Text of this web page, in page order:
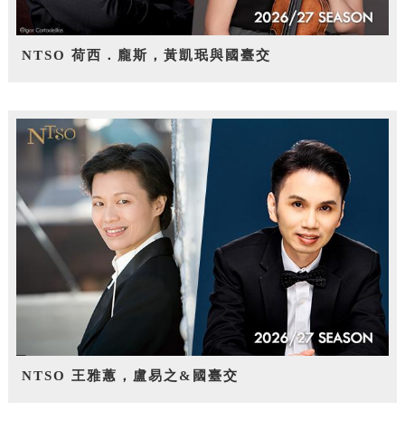
NTSO 荷西．龐斯，黃凱珉與國臺交
NTSO 王雅蕙，盧易之&國臺交